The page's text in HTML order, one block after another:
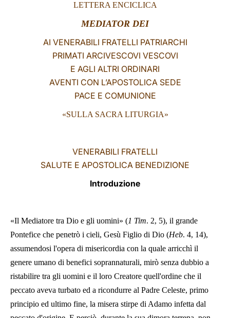
LETTERA ENCICLICA
MEDIATOR DEI
AI VENERABILI FRATELLI PATRIARCHI
PRIMATI ARCIVESCOVI VESCOVI
E AGLI ALTRI ORDINARI
AVENTI CON L’APOSTOLICA SEDE
PACE E COMUNIONE
«SULLA SACRA LITURGIA»
VENERABILI FRATELLI
SALUTE E APOSTOLICA BENEDIZIONE
Introduzione
«Il Mediatore tra Dio e gli uomini» (1 Tim. 2, 5), il grande
Pontefice che penetrò i cieli, Gesù Figlio di Dio (Heb. 4, 14),
assumendosi l'opera di misericordia con la quale arricchì il
genere umano di benefici soprannaturali, mirò senza dubbio a
ristabilire tra gli uomini e il loro Creatore quell'ordine che il
peccato aveva turbato ed a ricondurre al Padre Celeste, primo
principio ed ultimo fine, la misera stirpe di Adamo infetta dal